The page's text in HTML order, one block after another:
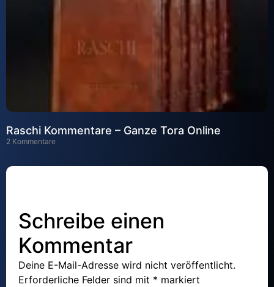
Raschi Kommentare – Ganze Tora Online
2 Kommentare
Schreibe einen
Kommentar
Deine E-Mail-Adresse wird nicht veröffentlicht.
Erforderliche Felder sind mit * markiert